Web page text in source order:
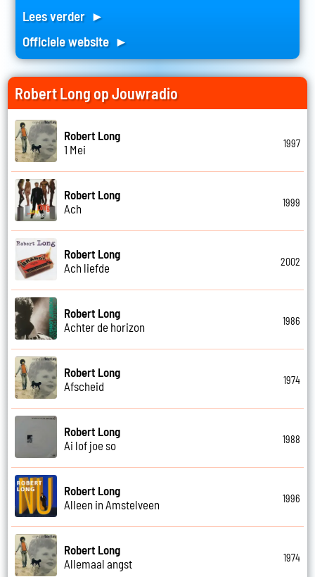
Lees verder ►
Officiele website ►
Robert Long op Jouwradio
Robert Long
1 Mei
1997
Robert Long
Ach
1999
Robert Long
Ach liefde
2002
Robert Long
Achter de horizon
1986
Robert Long
Afscheid
1974
Robert Long
Ai lof joe so
1988
Robert Long
Alleen in Amstelveen
1996
Robert Long
Allemaal angst
1974